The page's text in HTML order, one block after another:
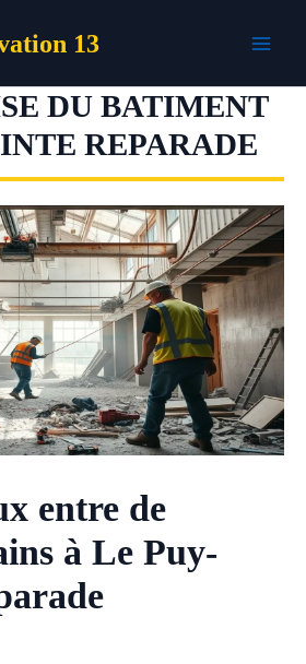
13
DU BATIMENT
REPARADE
entre de
à Le Puy-